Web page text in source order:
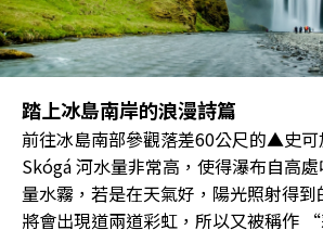
踏上冰島南岸的浪漫詩篇
前往冰島南部參觀落差60公尺的▲史
Skógá 河水量非常高，使得瀑布自高
量水霧，若是在天氣好，陽光照射得
將會出現道兩道彩虹，所以又被稱作